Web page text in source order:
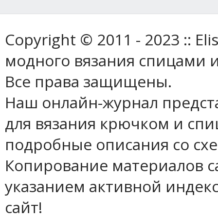
Copyright © 2011 - 2023 ::
модного вязания спицами
Все права защищены.
Наш онлайн-журнал
для вязания крючком и
подробные описания со
Копирование материалов
указанием активной
сайт!